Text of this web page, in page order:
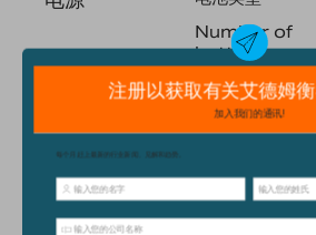
Number of
batteries
电源
操作环境 工作温度